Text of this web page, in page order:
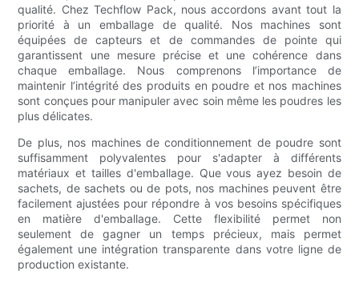
qualité. Chez Techflow Pack, nous accordons avant tout la
priorité à un emballage de qualité. Nos machines sont
équipées de capteurs et de commandes de pointe qui
garantissent une mesure précise et une cohérence dans
chaque emballage. Nous comprenons l’importance de
maintenir l’intégrité des produits en poudre et nos machines
sont conçues pour manipuler avec soin même les poudres les
plus délicates.
De plus, nos machines de conditionnement de poudre sont
suffisamment polyvalentes pour s'adapter à différents
matériaux et tailles d'emballage. Que vous ayez besoin de
sachets, de sachets ou de pots, nos machines peuvent être
facilement ajustées pour répondre à vos besoins spécifiques
en matière d'emballage. Cette flexibilité permet non
seulement de gagner un temps précieux, mais permet
également une intégration transparente dans votre ligne de
production existante.